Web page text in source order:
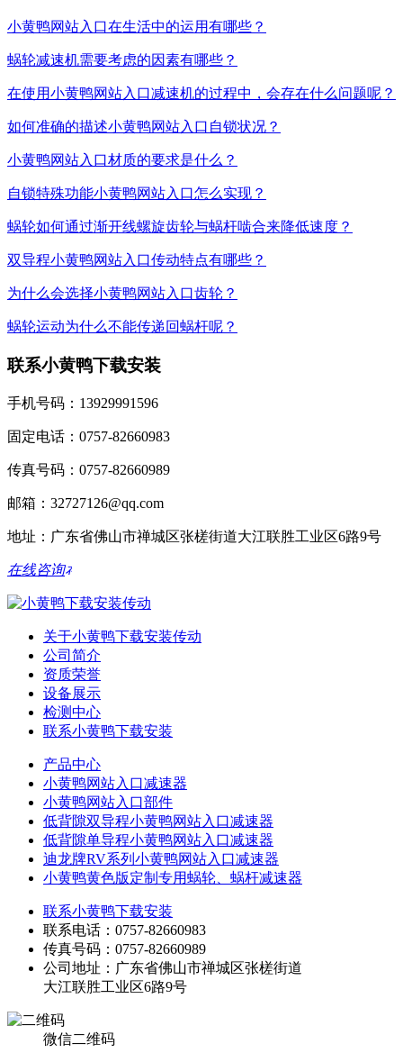
小黄鸭网站入口在生活中的运用有哪些？
蜗轮减速机需要考虑的因素有哪些？
在使用小黄鸭网站入口减速机的过程中，会存在什么问题呢？
如何准确的描述小黄鸭网站入口自锁状况？
小黄鸭网站入口材质的要求是什么？
自锁特殊功能小黄鸭网站入口怎么实现？
蜗轮如何通过渐开线螺旋齿轮与蜗杆啮合来降低速度？
双导程小黄鸭网站入口传动特点有哪些？
为什么会选择小黄鸭网站入口齿轮？
蜗轮运动为什么不能传递回蜗杆呢？
联系小黄鸭下载安装
手机号码：13929991596
固定电话：0757-82660983
传真号码：0757-82660989
邮箱：32727126@qq.com
地址：广东省佛山市禅城区张槎街道大江联胜工业区6路9号
在线咨询
关于小黄鸭下载安装传动
公司简介
资质荣誉
设备展示
检测中心
联系小黄鸭下载安装
产品中心
小黄鸭网站入口减速器
小黄鸭网站入口部件
低背隙双导程小黄鸭网站入口减速器
低背隙单导程小黄鸭网站入口减速器
迪龙牌RV系列小黄鸭网站入口减速器
小黄鸭黄色版定制专用蜗轮、蜗杆减速器
联系小黄鸭下载安装
联系电话：0757-82660983
传真号码：0757-82660989
公司地址：广东省佛山市禅城区张槎街道
大江联胜工业区6路9号
微信二维码